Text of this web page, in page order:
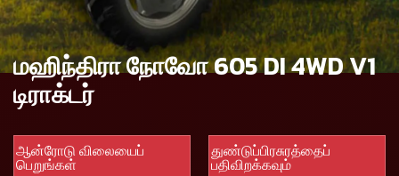
மஹிந்திரா நோவோ 605 DI 4WD V1
டிராக்டர்
ஆன்ரோடு விலையைப்
பெறுங்கள்
துண்டுப்பிரசுரத்தைப்
பதிவிறக்கவும்